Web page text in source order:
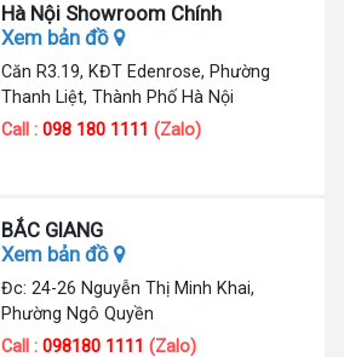
Hà Nội Showroom Chính
Xem bản đồ
Căn R3.19, KĐT Edenrose, Phường
Thanh Liệt, Thành Phố Hà Nội
Call :098 180 1111 (Zalo)
BẮC GIANG
Xem bản đồ
Đc: 24-26 Nguyễn Thị Minh Khai,
Phường Ngô Quyền
Call :098180 1111 (Zalo)